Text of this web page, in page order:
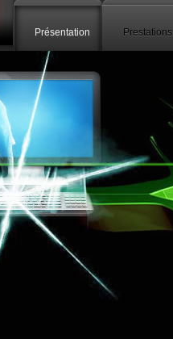
Présentation Prestations